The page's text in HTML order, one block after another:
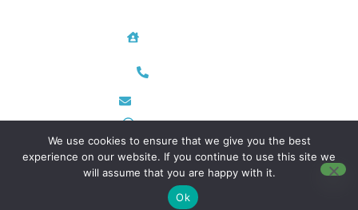
Org.nr 933 698 343
Hjemmeside AS
© 2026 - Geotekniker AS
We use cookies to ensure that we give you the best
experience on our website. If you continue to use this site we
will assume that you are happy with it.
Ok